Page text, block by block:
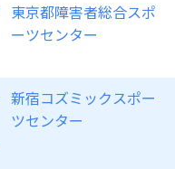
東京都障害者総合スポ
ーツセンター
新宿コズミックスポー
ツセンター